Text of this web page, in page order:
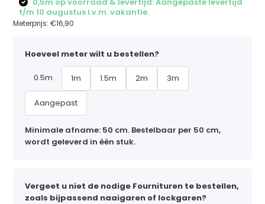
t/m 10 augustus i.v.m. vakantie.
Meterprijs:€16,90
Hoeveel meter wilt u bestellen?
0.5m 1m 1.5m 2m 3m
Aangepast
Minimale afname: 50 cm. Bestelbaar per 50 cm,
wordt geleverd in één stuk.
Vergeet u niet de nodige Fournituren te bestellen,
zoals bijpassend naaigaren of lockgaren?